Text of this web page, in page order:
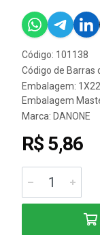
Código: 101138
Código de Barras
Embalagem:
Embalagem
Marca: DANONE
R$ 5,86